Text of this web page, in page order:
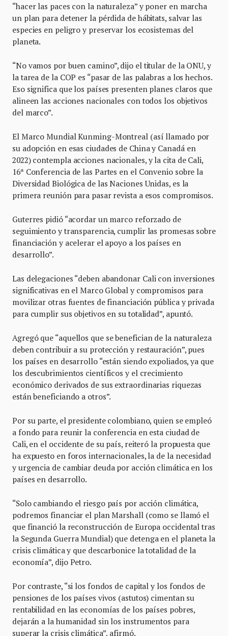
“hacer las paces con la naturaleza” y poner en marcha
un plan para detener la pérdida de hábitats, salvar las
especies en peligro y preservar los ecosistemas del
planeta.
“No vamos por buen camino”, dijo el titular de la ONU, y
la tarea de la COP es “pasar de las palabras a los hechos.
Eso significa que los países presenten planes claros que
alineen las acciones nacionales con todos los objetivos
del marco”.
El Marco Mundial Kunming-Montreal (así llamado por
su adopción en esas ciudades de China y Canadá en
2022) contempla acciones nacionales, y la cita de Cali,
16ª Conferencia de las Partes en el Convenio sobre la
Diversidad Biológica de las Naciones Unidas, es la
primera reunión para pasar revista a esos compromisos.
Guterres pidió “acordar un marco reforzado de
seguimiento y transparencia, cumplir las promesas sobre
financiación y acelerar el apoyo a los países en
desarrollo”.
Las delegaciones “deben abandonar Cali con inversiones
significativas en el Marco Global y compromisos para
movilizar otras fuentes de financiación pública y privada
para cumplir sus objetivos en su totalidad”, apuntó.
Agregó que “aquellos que se benefician de la naturaleza
deben contribuir a su protección y restauración”, pues
los países en desarrollo “están siendo expoliados, ya que
los descubrimientos científicos y el crecimiento
económico derivados de sus extraordinarias riquezas
están beneficiando a otros”.
Por su parte, el presidente colombiano, quien se empleó
a fondo para reunir la conferencia en esta ciudad de
Cali, en el occidente de su país, reiteró la propuesta que
ha expuesto en foros internacionales, la de la necesidad
y urgencia de cambiar deuda por acción climática en los
países en desarrollo.
“Solo cambiando el riesgo país por acción climática,
podremos financiar el plan Marshall (como se llamó el
que financió la reconstrucción de Europa occidental tras
la Segunda Guerra Mundial) que detenga en el planeta la
crisis climática y que descarbonice la totalidad de la
economía”, dijo Petro.
Por contraste, “si los fondos de capital y los fondos de
pensiones de los países vivos (astutos) cimentan su
rentabilidad en las economías de los países pobres,
dejarán a la humanidad sin los instrumentos para
superar la crisis climática”, afirmó.